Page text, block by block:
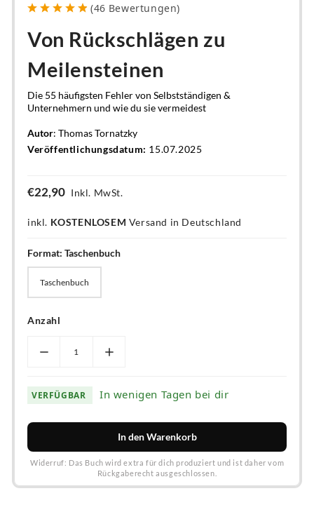
(46 Bewertungen)
Von Rückschlägen zu
Meilensteinen
Die 55 häufigsten Fehler von Selbstständigen &
Unternehmern und wie du sie vermeidest
Autor: Thomas Tornatzky
Veröffentlichungsdatum: 15.07.2025
€22,90 Inkl. MwSt.
inkl. KOSTENLOSEM Versand in Deutschland
Format: Taschenbuch
Taschenbuch
Anzahl
VERFÜGBAR In wenigen Tagen bei dir
In den Warenkorb
Widerruf: Das Buch wird extra für dich produziert und ist daher vom
Rückgaberecht ausgeschlossen.